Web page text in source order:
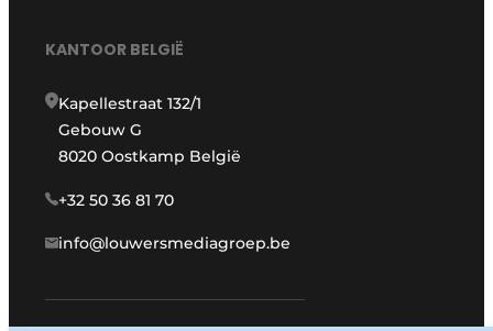
KANTOOR BELGIË
Kapellestraat 132/1
Gebouw G
8020 Oostkamp België
+32 50 36 81 70
info@louwersmediagroep.be